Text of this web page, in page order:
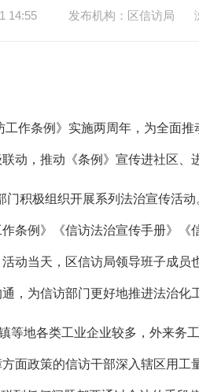
14:55 发布机构：区信访局
工作条例》实施两周年，为全面
动，推动《条例》宣传进社区、
门积极组织开展系列法治宣传活
条例》《信访法治宣传手册》《
动当天，区信访局领导班子成
，为信访部门更好地推进法治化
等地各类工业企业较多，外来务
面政策的信访干部深入辖区用